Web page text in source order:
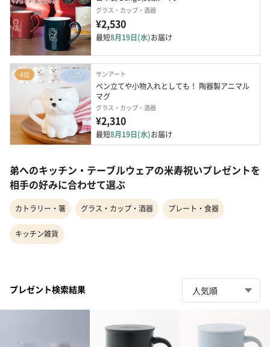
グラス・カップ・酒器
¥2,530
最短8月19日(水)お届け
4位 サンアート
ペン立てや小物入れとしても！ 陶器製アニマル
マグ
グラス・カップ・酒器
¥2,310
最短8月19日(水)お届け
弟へのキッチン・テーブルウェアの米寿祝いプレゼントを
相手の好みに合わせて選ぶ
カトラリー・箸 グラス・カップ・酒器 プレート・食器
キッチン雑貨
プレゼント検索結果